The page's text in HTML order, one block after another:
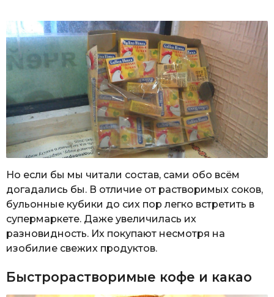
Но если бы мы читали состав, сами обо всём
догадались бы. В отличие от растворимых соков,
бульонные кубики до сих пор легко встретить в
супермаркете. Даже увеличилась их
разновидность. Их покупают несмотря на
изобилие свежих продуктов.
Быстрорастворимые кофе и какао